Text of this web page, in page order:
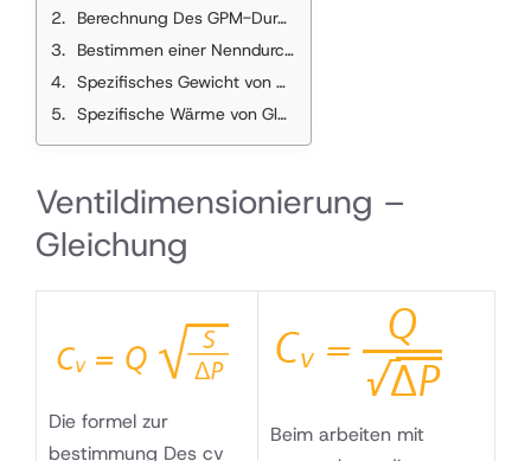
Berechnung Des GPM-Durchflusses
Bestimmen einer Nenndurchflussrate
Spezifisches Gewicht von Glykollösungen
Spezifische Wärme von Glykollösungen
Ventildimensionierung –
Gleichung
Die formel zur
bestimmung Des cv
Beim arbeiten mit